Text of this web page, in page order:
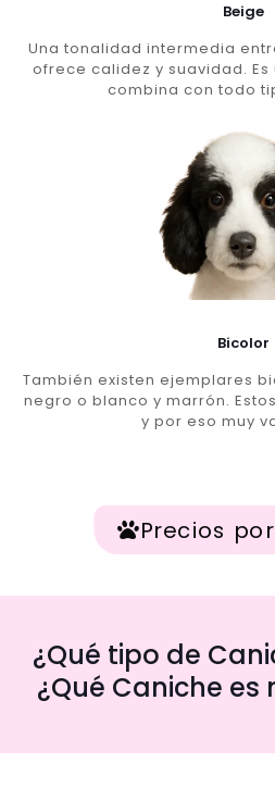
Beige
Una tonalidad intermedia
ofrece calidez y suavidad.
combina con todo
Bicolor
También existen ejemplares
negro o blanco y marrón.
y por eso muy
Precios
¿Qué tipo de
¿Qué Caniche es